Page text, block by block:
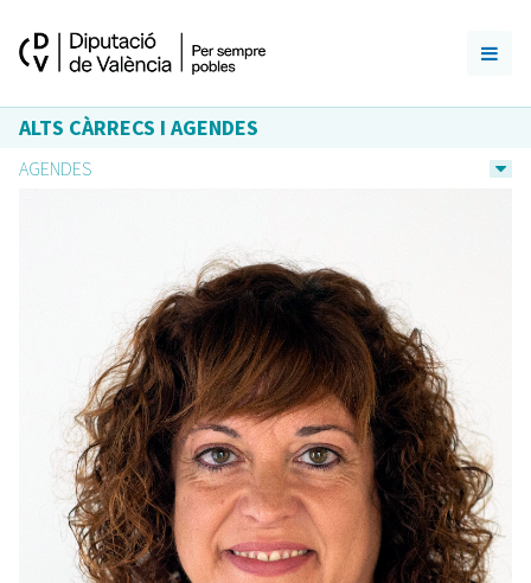
ALTS CÀRRECS I AGENDES
AGENDES